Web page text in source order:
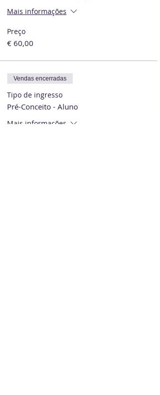
Mais informações
Preço
€ 60,00
Vendas encerradas
Tipo de ingresso
Pré-Conceito - Aluno
Mais informações